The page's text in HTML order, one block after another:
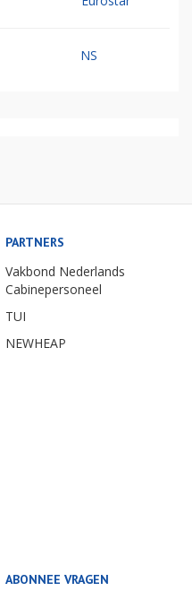
NS
PARTNERS
Vakbond Nederlands
Cabinepersoneel
TUI
NEWHEAP
ABONNEE VRAGEN